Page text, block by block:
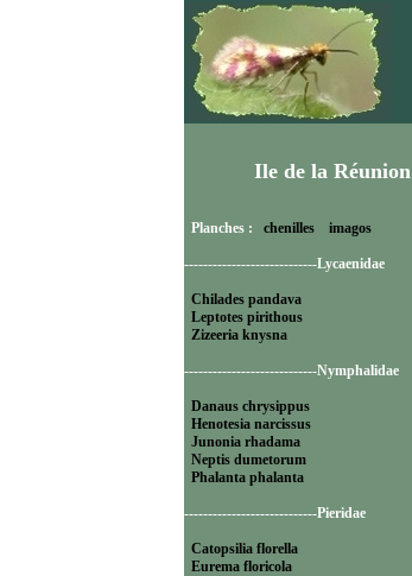
Ile de la Réunion
Planches : chenilles imagos
----------------------------Lycaenidae
Chilades pandava
Leptotes pirithous
Zizeeria knysna
----------------------------Nymphalidae
Danaus chrysippus
Henotesia narcissus
Junonia rhadama
Neptis dumetorum
Phalanta phalanta
----------------------------Pieridae
Catopsilia florella
Eurema floricola